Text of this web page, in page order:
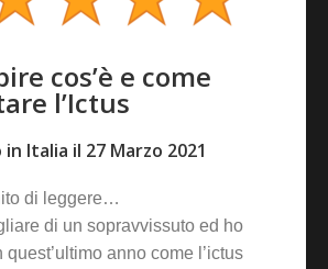
cos’è e come
l’Ictus
Italia il 27 Marzo 2021
di leggere…
di un sopravvissuto ed ho
quest’ultimo anno come l’ictus